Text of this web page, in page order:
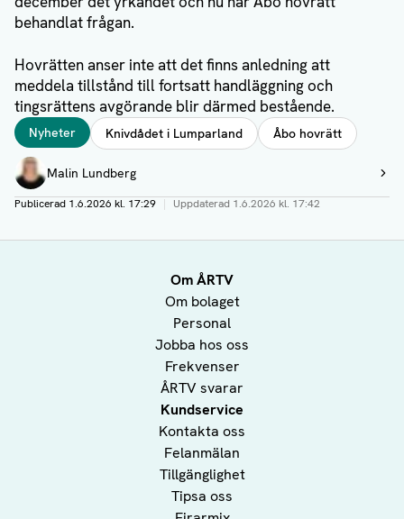
behandlat frågan.
Hovrätten anser inte att det finns anledning att
meddela tillstånd till fortsatt handläggning och
tingsrättens avgörande blir därmed bestående.
Taggar
Nyheter Knivdådet i Lumparland Åbo hovrätt
Författare
Malin Lundberg
Visa profil
Publicerad 1.6.2026 kl. 17:29 | Uppdaterad 1.6.2026 kl. 17:42
Om ÅRTV
Om bolaget
Personal
Jobba hos oss
Frekvenser
ÅRTV svarar
Kundservice
Kontakta oss
Felanmälan
Tillgänglighet
Tipsa oss